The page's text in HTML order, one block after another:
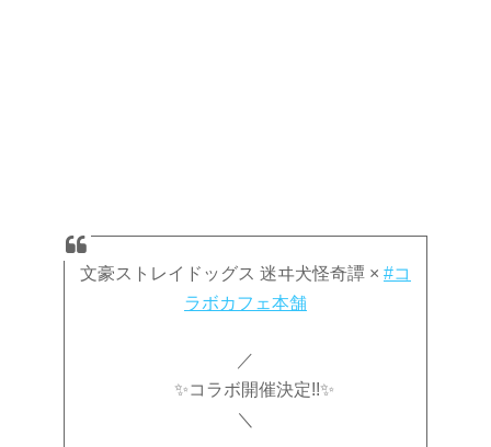
文豪ストレイドッグス 迷ヰ犬怪奇譚 × #コ
ラボカフェ本舗
／
✨コラボ開催決定!!✨
＼